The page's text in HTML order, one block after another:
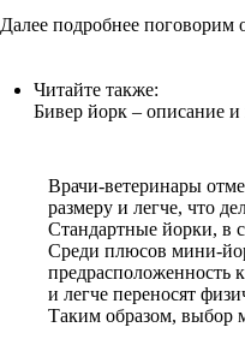
Далее подробнее поговорим
Читайте также:
Бивер йорк – описание
Врачи-ветеринары
размеру и легче, что
Стандартные йорки, в
Среди плюсов мини-
предрасположенность
и легче переносят
Таким образом, выбор